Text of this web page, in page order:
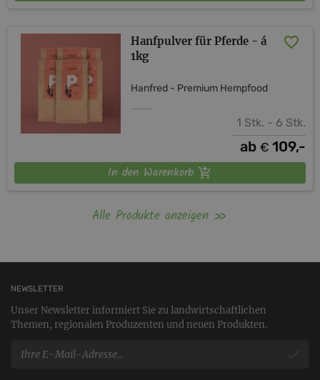
Hanfpulver für Pferde - á
1kg
Hanfred - Premium Hempfood
1 Stk. - 6 Stk.
ab € 109,-
In den Warenkorb
Alle Produkte anzeigen
NEWSLETTER
Unser Newsletter informiert Sie zu landwirtschaftlichen
Themen, regionalen Produzenten und neuen Produkten.